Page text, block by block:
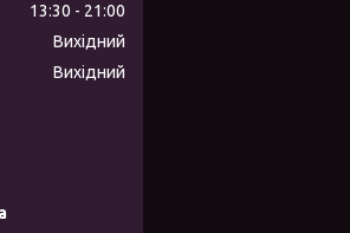
13:30 21:00
Вихідний
Вихідний